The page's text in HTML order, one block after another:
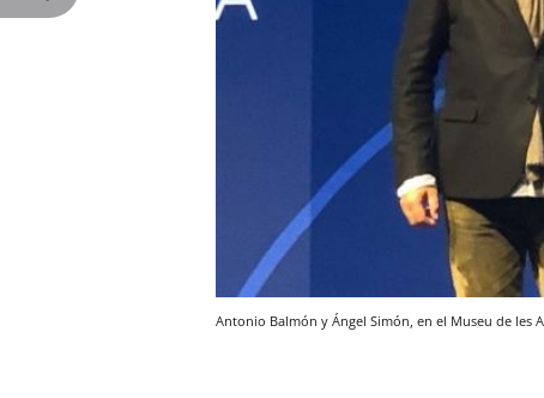
Antonio Balmón y Ángel Simón, en el Museu de les